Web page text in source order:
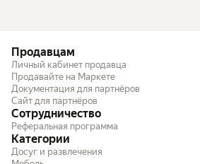
Продавцам
Личный кабинет продавца
Продавайте на Маркете
Документация для партнёров
Сайт для партнёров
Сотрудничество
Реферальная программа
Категории
Досуг и развлечения